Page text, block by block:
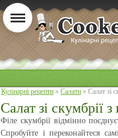
Кулінарні рецепти » Салати » Салат зі
Салат зі скумбрії
Філе скумбрії відмінно
Спробуйте і переконайтеся